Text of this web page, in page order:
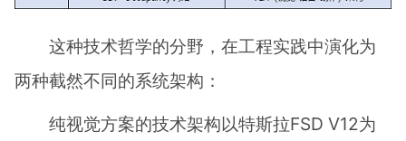
这种技术哲学的分野，在工程实践中演化为
两种截然不同的系统架构：
纯视觉方案的技术架构以特斯拉FSD V12为